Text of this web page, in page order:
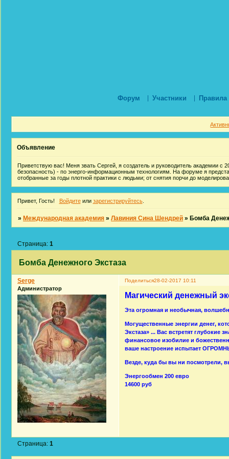
Форум Участники Правила
Объявление
Приветствую вас! Меня звать Сергей, я создатель и руководитель академии с
безопасность) - по энерго-информационным технологиям. На форуме я
отобранные за годы плотной практики с людьми; от снятия порчи до
Привет, Гость! Войдитеили зарегистрируйтесь.
»Международная академия »Лавиния Сина Шендрей »Бомба
Бомба Денежного Экстаза
Страница:1
Поделиться28-02-2017 10:11
Serge
Администратор
Магический денежный
Эта огромная и необычная,
Могущественные энергии денег,
Экстаза» ... Вас встретят глубокие
финансовое изобилие и
ваше настроение испытает
Везде, куда бы вы ни посмотрели,
Энергообмен 200 евро
14600 руб
Страница:1